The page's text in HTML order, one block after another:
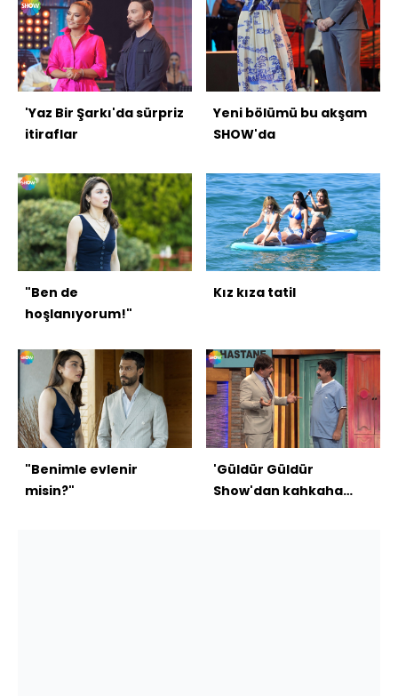
'Yaz Bir Şarkı'da sürpriz
itiraflar
Yeni bölümü bu akşam
SHOW'da
"Ben de
hoşlanıyorum!"
Kız kıza tatil
"Benimle evlenir
misin?"
'Güldür Güldür
Show'dan kahkaha